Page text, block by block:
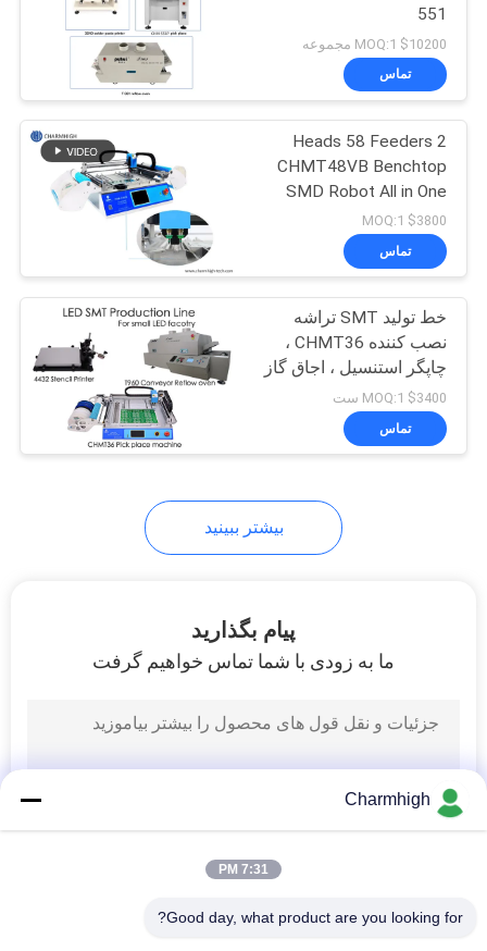
551
$10200 MOQ:1 مجموعه
تماس
2 Heads 58 Feeders
CHMT48VB Benchtop
SMD Robot All in One
قرار دهید
$3800 MOQ:1
تماس
خط تولید SMT تراشه
نصب کننده CHMT36 ،
چاپگر استنسیل ، اجاق گاز
T960 ، برای کارخانه های
کوچک
$3400 MOQ:1 ست
تماس
بیشتر ببینید
پیام بگذارید
ما به زودی با شما تماس خواهیم گرفت
Charmhigh
7:31 PM
Good day, what product are you looking for?